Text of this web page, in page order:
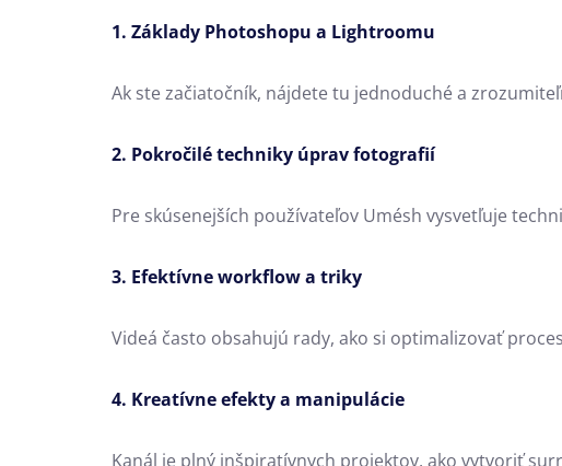
1. Základy Photoshopu a Lightroomu
Ak ste začiatočník, nájdete tu jednoduché a
2. Pokročilé techniky úprav fotografií
Pre skúsenejších používateľov Umésh vysvetľuje
3. Efektívne workflow a triky
Videá často obsahujú rady, ako si optimalizovať
4. Kreatívne efekty a manipulácie
Kanál je plný inšpiratívnych projektov, ako vytvoriť